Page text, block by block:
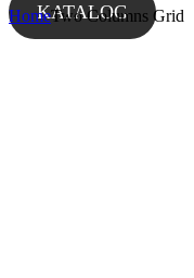
KATALOG
HomeTwo Columns Grid